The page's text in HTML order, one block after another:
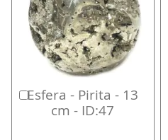
Esfera - Pirita - 13
cm - ID:47
Comprar